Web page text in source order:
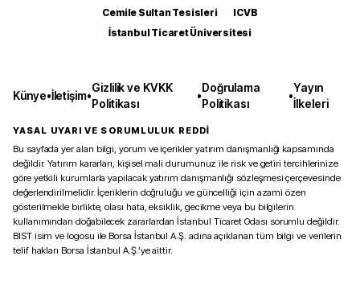
Cemile Sultan Tesisleri
ICVB
İstanbul Ticaret Üniversitesi
Künye•İletişim•
Gizlilik ve KVKK
Politikası
•
Doğrulama
Politikası
•
Yayın
İlkeleri
YASAL UYARI VE SORUMLULUK REDDİ
Bu sayfada yer alan bilgi, yorum ve içerikler yatırım danışmanlığı kapsamında
değildir. Yatırım kararları, kişisel mali durumunuz ile risk ve getiri tercihlerinize
göre yetkili kurumlarla yapılacak yatırım danışmanlığı sözleşmesi çerçevesinde
değerlendirilmelidir. İçeriklerin doğruluğu ve güncelliği için azami özen
gösterilmekle birlikte, olası hata, eksiklik, gecikme veya bu bilgilerin
kullanımından doğabilecek zararlardan İstanbul Ticaret Odası sorumlu değildir.
BIST isim ve logosu ile Borsa İstanbul A.Ş. adına açıklanan tüm bilgi ve verilerin
telif hakları Borsa İstanbul A.Ş.’ye aittir.